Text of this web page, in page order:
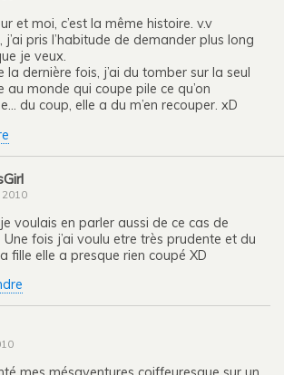
et moi, c’est la même histoire. v.v
j’ai pris l’habitude de demander plus long
je veux.
la dernière fois, j’ai du tomber sur la seul
au monde qui coupe pile ce qu’on
du coup, elle a du m’en recouper. xD
voulais en parler aussi de ce cas de
Une fois j’ai voulu etre très prudente et du
fille elle a presque rien coupé XD